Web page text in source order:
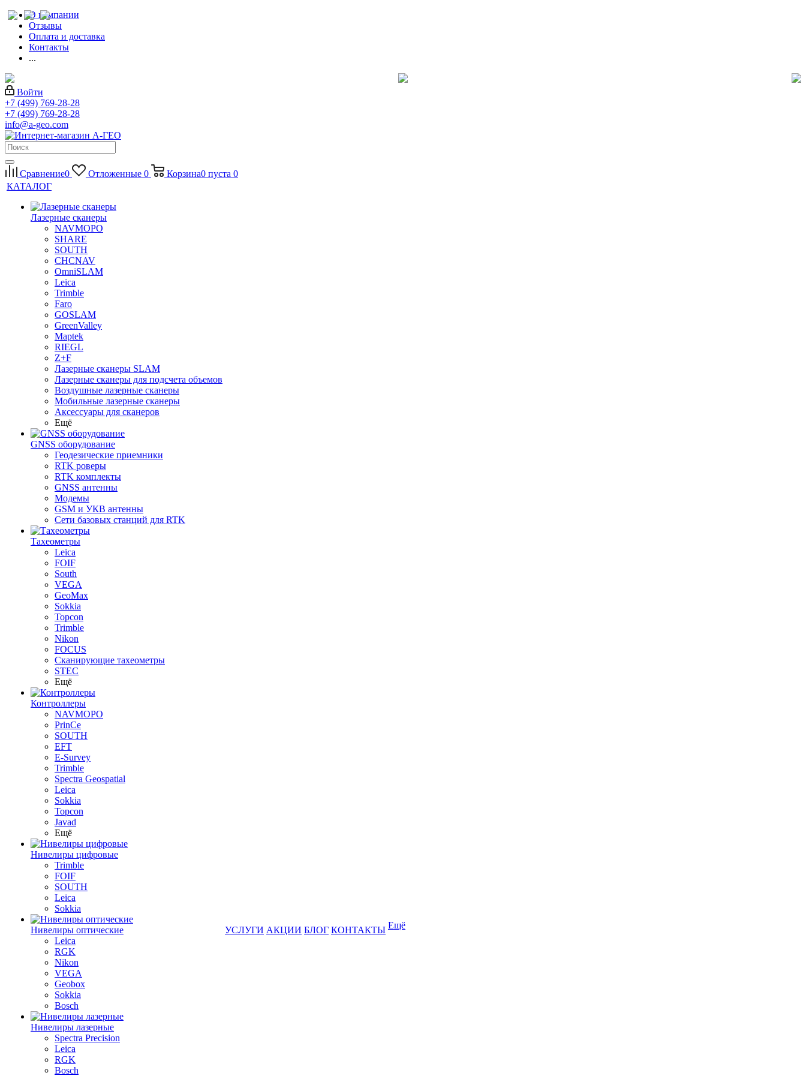
О компании
Отзывы
Оплата и доставка
Контакты
...
Войти
+7 (499) 769-28-28
+7 (499) 769-28-28
info@a-geo.com
Сравнение0 Отложенные 0 Корзина0 пуста 0
КАТАЛОГ
Лазерные сканеры
NAVMOPO
SHARE
SOUTH
CHCNAV
OmniSLAM
Leica
Trimble
Faro
GOSLAM
GreenValley
Maptek
RIEGL
Z+F
Лазерные сканеры SLAM
Лазерные сканеры для подсчета объемов
Воздушные лазерные сканеры
Мобильные лазерные сканеры
Аксессуары для сканеров
Ещё
GNSS оборудование
Геодезические приемники
RTK роверы
RTK комплекты
GNSS антенны
Модемы
GSM и УКВ антенны
Сети базовых станций для RTK
Тахеометры
Leica
FOIF
South
VEGA
GeoMax
Sokkia
Topcon
Trimble
Nikon
FOCUS
Сканирующие тахеометры
STEC
Ещё
Контроллеры
NAVMOPO
PrinCe
SOUTH
EFT
E-Survey
Trimble
Spectra Geospatial
Leica
Sokkia
Topcon
Javad
Ещё
Нивелиры цифровые
Trimble
FOIF
SOUTH
Leica
Sokkia
Нивелиры оптические
Leica
RGK
Nikon
VEGA
Geobox
Sokkia
Bosch
Нивелиры лазерные
Spectra Precision
Leica
RGK
Bosch
УСЛУГИ АКЦИИ БЛОГ КОНТАКТЫ Ещё